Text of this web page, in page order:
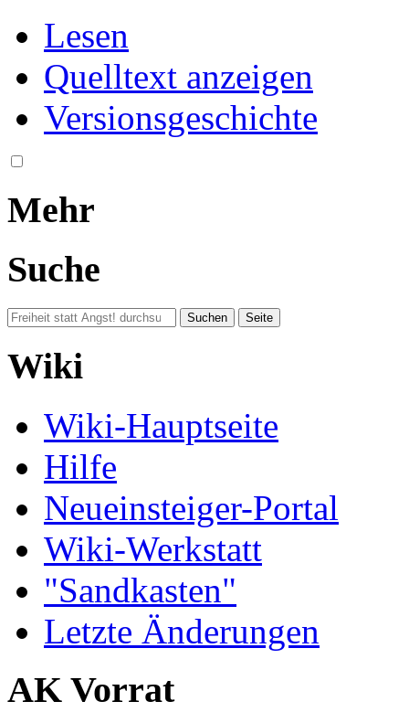
Lesen
Quelltext anzeigen
Versionsgeschichte
Mehr
Suche
Wiki
Wiki-Hauptseite
Hilfe
Neueinsteiger-Portal
Wiki-Werkstatt
"Sandkasten"
Letzte Änderungen
AK Vorrat